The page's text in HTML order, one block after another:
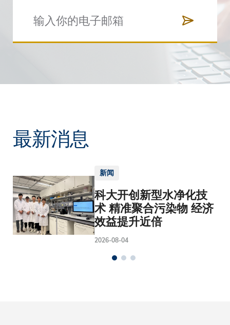
最新消息
新闻
科大开创新型水净化技
术 精准聚合污染物 经济
效益提升近倍
2026-08-04